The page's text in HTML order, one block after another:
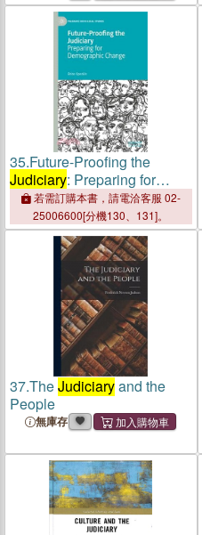
35.Future-Proofing the
Judiciary: Preparing for
Demographic Change
若需訂購本書，請電洽客服 02-
25006600[分機130、131]。
37.TheJudiciaryand the
People
無庫存